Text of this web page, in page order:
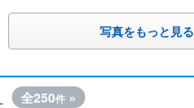
写真をもっと見る
全250件 »